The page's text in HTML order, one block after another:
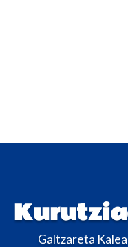
Galtzareta